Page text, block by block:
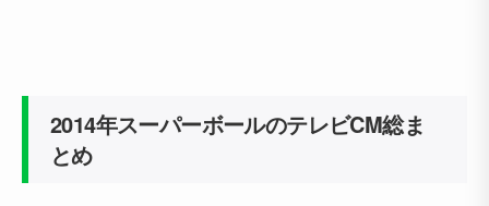
2014年スーパーボールのテレビCM総ま
とめ